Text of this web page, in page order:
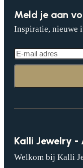
Meld je aan
Inspiratie, nieuwe
Kalli Jewelry -
Welkom bij Kalli